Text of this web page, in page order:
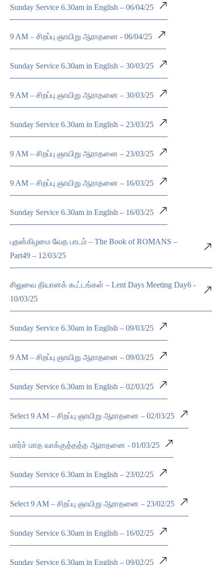
Sunday Service 6.30am in English – 06/04/25
9 AM – சிறப்பு ஞாயிறு ஆராதனை - 06/04/25
Sunday Service 6.30am in English – 30/03/25
9 AM – சிறப்பு ஞாயிறு ஆராதனை – 30/03/25
Sunday Service 6.30am in English – 23/03/25
9 AM – சிறப்பு ஞாயிறு ஆராதனை – 23/03/25
9 AM – சிறப்பு ஞாயிறு ஆராதனை – 16/03/25
Sunday Service 6.30am in English – 16/03/25
புதன்கிழமை வேத பாடம் – The Book of ROMANS –
Part49 – 12/03/25
சிலுவை தியானக் கூட்டங்கள் – Lent Days Meeting Day6 -
10/03/25
Sunday Service 6.30am in English – 09/03/25
9 AM – சிறப்பு ஞாயிறு ஆராதனை – 09/03/25
Sunday Service 6.30am in English – 02/03/25
Select 9 AM – சிறப்பு ஞாயிறு ஆராதனை – 02/03/25
மார்ச் மாத வாக்குத்தத்த ஆராதனை - 01/03/25
Sunday Service 6.30am in English – 23/02/25
Select 9 AM – சிறப்பு ஞாயிறு ஆராதனை – 23/02/25
Sunday Service 6.30am in English – 16/02/25
Sunday Service 6.30am in English – 09/02/25